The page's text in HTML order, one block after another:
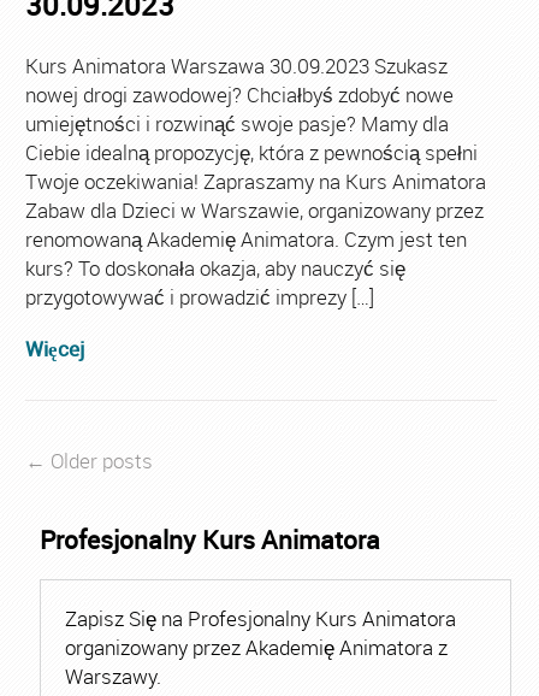
Kurs Animatora Warszawa 30.09.2023 Szukasz
nowej drogi zawodowej? Chciałbyś zdobyć nowe
umiejętności i rozwinąć swoje pasje? Mamy dla
Ciebie idealną propozycję, która z pewnością spełni
Twoje oczekiwania! Zapraszamy na Kurs Animatora
Zabaw dla Dzieci w Warszawie, organizowany przez
renomowaną Akademię Animatora. Czym jest ten
kurs? To doskonała okazja, aby nauczyć się
przygotowywać i prowadzić imprezy […]
Więcej
← Older posts
Profesjonalny Kurs Animatora
Zapisz Się na Profesjonalny Kurs Animatora
organizowany przez Akademię Animatora z
Warszawy.